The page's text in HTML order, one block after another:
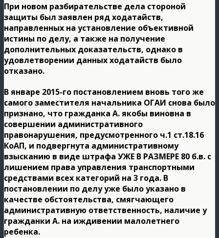
При новом разбирательстве дела стороной
защиты был заявлен ряд ходатайств,
направленных на установление объективной
истины по делу, а также на получение
дополнительных доказательств, однако в
удовлетворении данных ходатайств было
отказано.
В январе 2015-го постановлением вновь того же
самого заместителя начальника ОГАИ снова было
признано, что гражданка А. якобы виновна в
совершении административного
правонарушения, предусмотренного ч.1 ст.18.16
КоАП, и подвергнута административному
взысканию в виде штрафа УЖЕ В РАЗМЕРЕ 80 б.в. с
лишением права управления транспортными
средствами всех категорий на 3 года. В
постановлении по делу уже было указано в
качестве обстоятельства, смягчающего
административную ответственность, наличие у
гражданки А. на иждивении малолетнего
ребенка.